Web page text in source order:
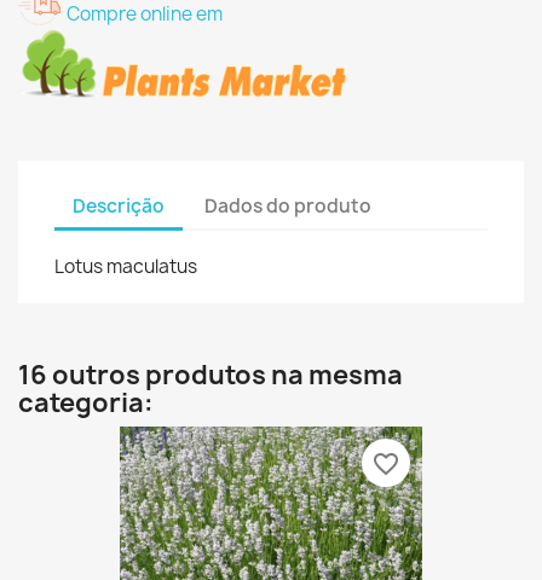
Compre online em
Descrição Dados do produto
Lotus maculatus
16 outros produtos na mesma
categoria:
favorite_border